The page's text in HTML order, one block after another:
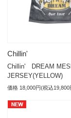
Chillin'
Chillin' DREAM
JERSEY(YELLOW)
価格 18,000円(税込19,800